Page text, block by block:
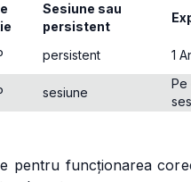
Sesiune sau
persistent
persistent 1
sesiune
Pe
pentru funcționarea